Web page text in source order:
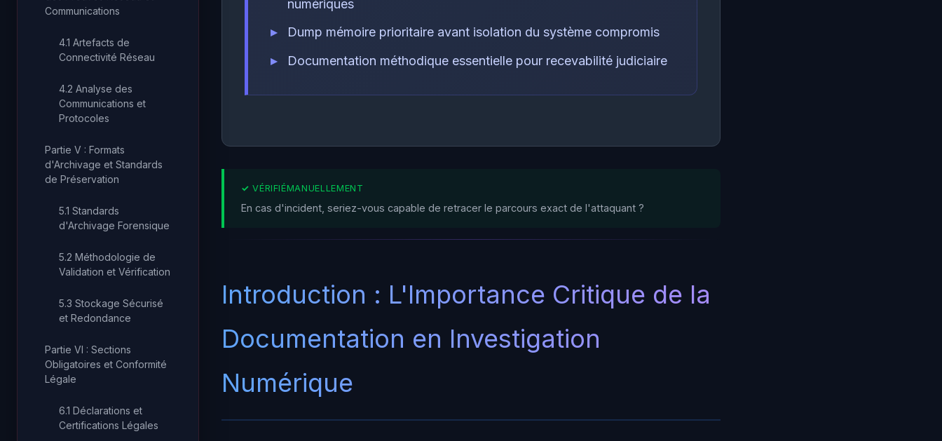
Communications
4.1 Artefacts de
Connectivité Réseau
4.2 Analyse des
Communications et
Protocoles
Partie V : Formats
d'Archivage et Standards
de Préservation
5.1 Standards
d'Archivage Forensique
5.2 Méthodologie de
Validation et Vérification
5.3 Stockage Sécurisé
et Redondance
Partie VI : Sections
Obligatoires et Conformité
Légale
6.1 Déclarations et
Certifications Légales
numériques
Dump mémoire prioritaire avant isolation du système compromis
Documentation méthodique essentielle pour recevabilité judiciaire
En cas d'incident, seriez-vous capable de retracer le parcours exact de l'attaquant ?
Introduction : L'Importance Critique de la
Documentation en Investigation
Numérique